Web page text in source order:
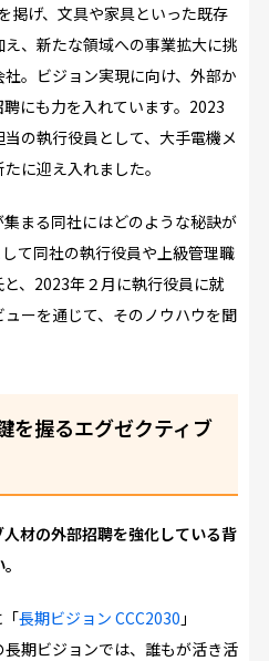
掲げ、文具や家具といった既存
、新たな領域への事業拡大に挑
。ビジョン実現に向け、外部か
にも力を入れています。2023
の執行役員として、大手電機メ
に迎え入れました。
まる同社にはどのような秘訣が
て同社の執行役員や上級管理職
、2023年２月に執行役員に就
ーを通じて、そのノウハウを聞
を握るエグゼクティブ
材の外部招聘を強化している背
長期ビジョン CCC2030 」
期ビジョンでは、誰もが活き活